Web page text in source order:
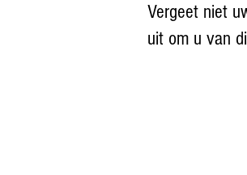
Vergeet niet
uit om u van